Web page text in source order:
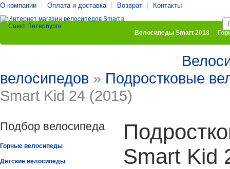
О компании Оплата и доставка Возврат Контакты
Велосипеды Smart 2018
велосипедов » Подростковые
Smart Kid 24 (2015)
Подбор велосипеда
Горные велосипеды
Детские велосипеды
Smart Kid